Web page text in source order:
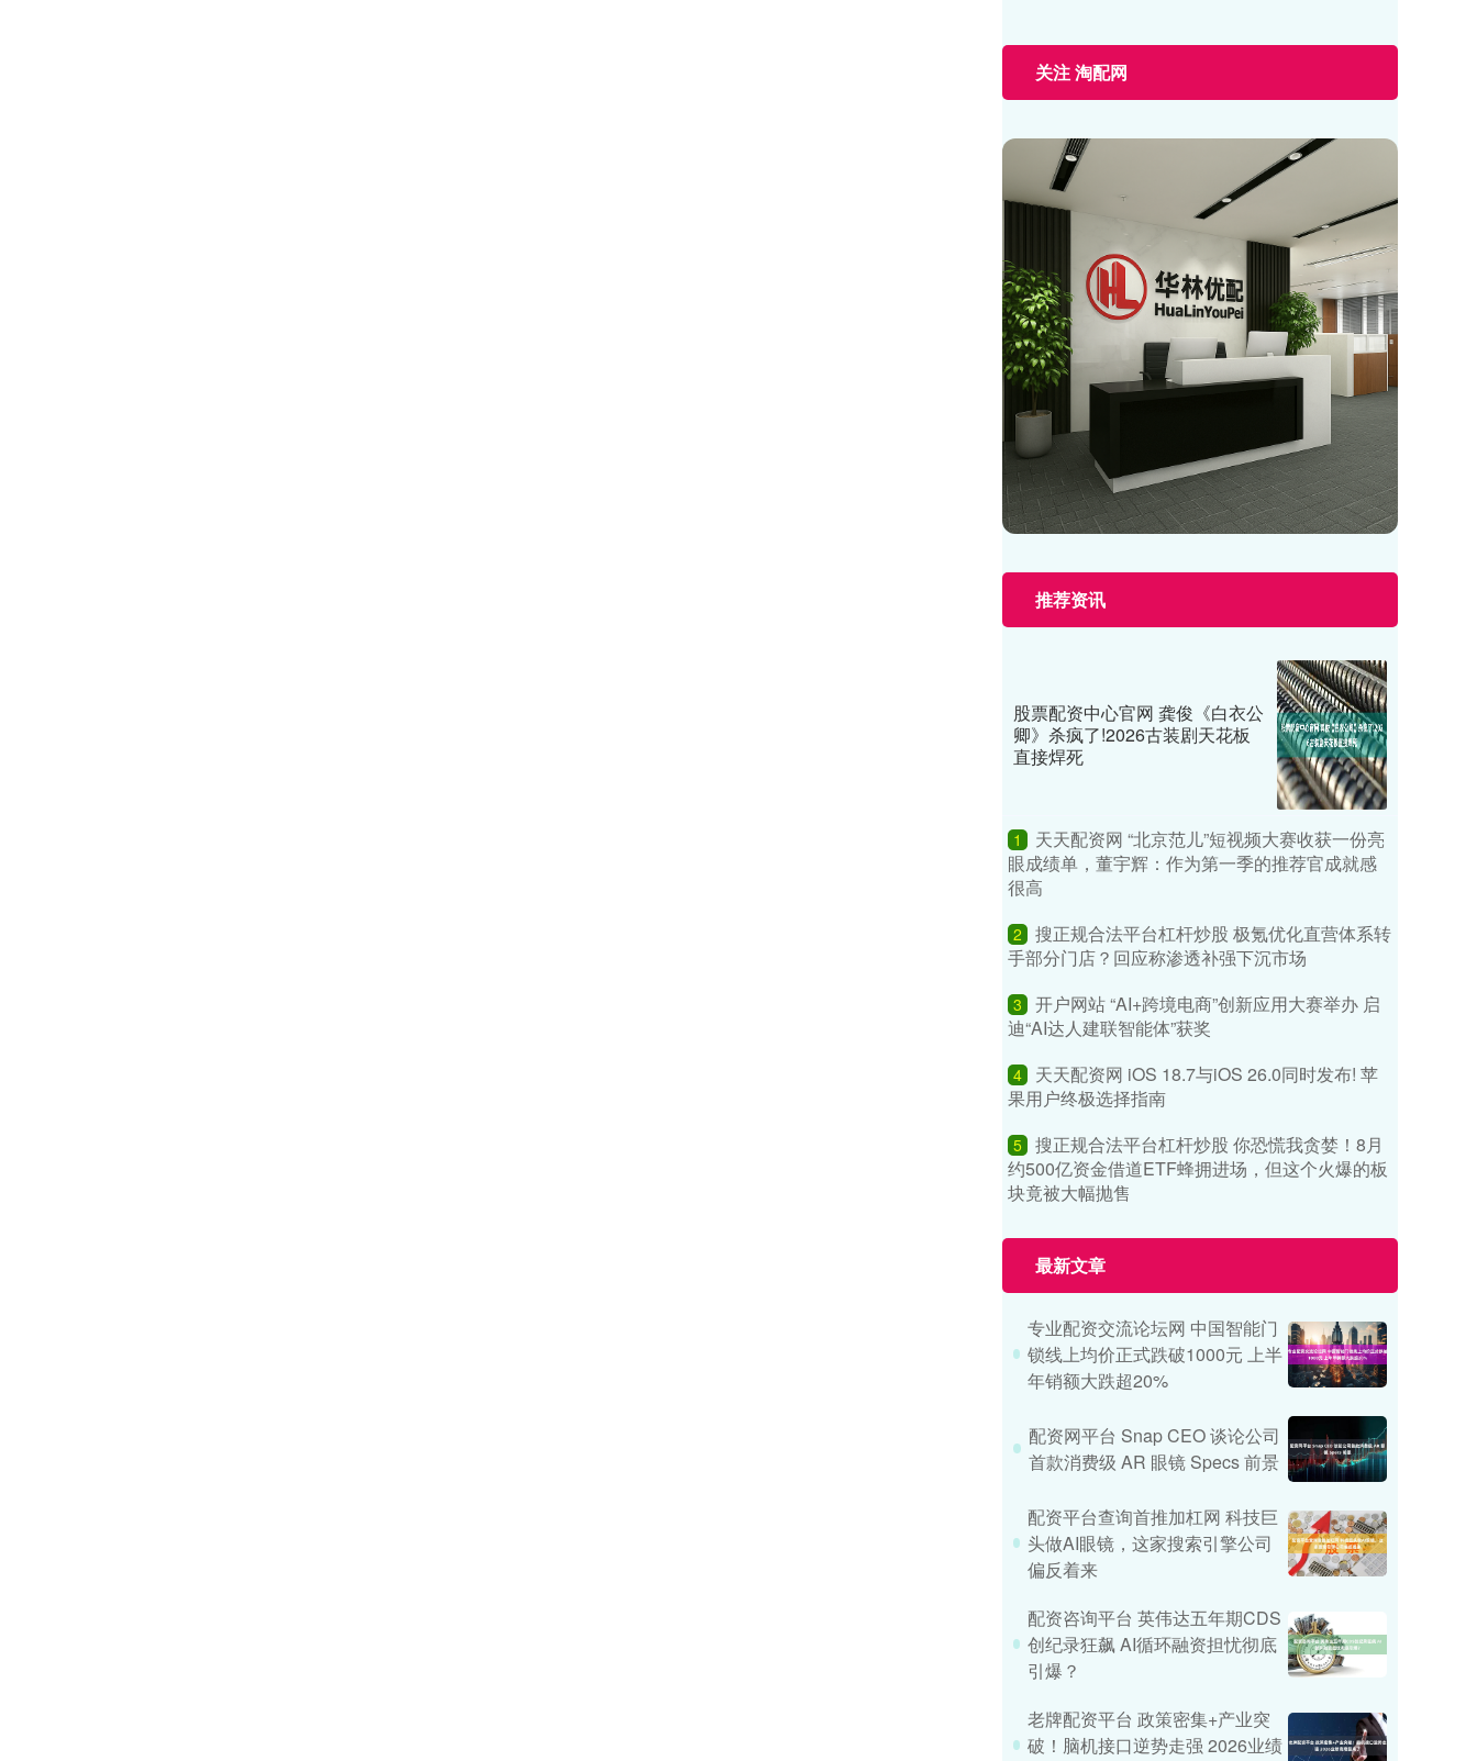
关注 淘配网
推荐资讯
股票配资中心官网 龚俊《白衣公
卿》杀疯了!2026古装剧天花板
直接焊死
1
天天配资网 “北京范儿”短视频大赛收获一份亮
眼成绩单，董宇辉：作为第一季的推荐官成就感
很高
2
搜正规合法平台杠杆炒股 极氪优化直营体系转
手部分门店？回应称渗透补强下沉市场
3
开户网站 “AI+跨境电商”创新应用大赛举办 启
迪“AI达人建联智能体”获奖
4
天天配资网 iOS 18.7与iOS 26.0同时发布! 苹
果用户终极选择指南
5 搜正规合法平台杠杆炒股 你恐慌我贪婪！8月
约500亿资金借道ETF蜂拥进场，但这个火爆的板
块竟被大幅抛售
最新文章
专业配资交流论坛网 中国智能门
锁线上均价正式跌破1000元 上半
年销额大跌超20%
配资网平台 Snap CEO 谈论公司
首款消费级 AR 眼镜 Specs 前景
配资平台查询首推加杠网 科技巨
头做AI眼镜，这家搜索引擎公司
偏反着来
配资咨询平台 英伟达五年期CDS
创纪录狂飙 AI循环融资担忧彻底
引爆？
老牌配资平台 政策密集+产业突
破！脑机接口逆势走强 2026业绩